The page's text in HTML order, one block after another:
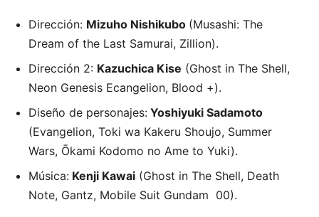
Dirección: Mizuho Nishikubo (Musashi: The
Dream of the Last Samurai, Zillion).
Dirección 2: Kazuchica Kise (Ghost in The Shell,
Neon Genesis Ecangelion, Blood +).
Diseño de personajes: Yoshiyuki Sadamoto
(Evangelion, Toki wa Kakeru Shoujo, Summer
Wars, Ōkami Kodomo no Ame to Yuki).
Música: Kenji Kawai (Ghost in The Shell, Death
Note, Gantz, Mobile Suit Gundam 00).